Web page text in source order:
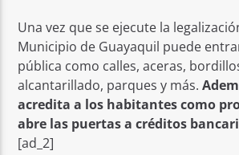
Una vez que se ejecute la
Municipio de Guayaquil puede
pública como calles, aceras,
alcantarillado, parques y más.
acredita a los habitantes como
abre las puertas a créditos
[ad_2]